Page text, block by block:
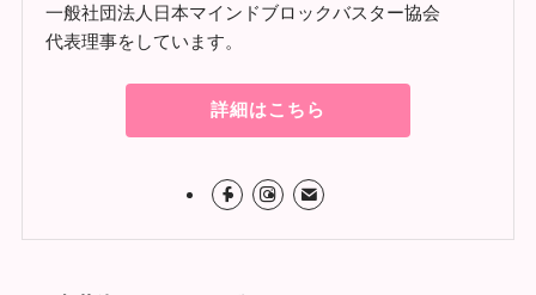
一般社団法人日本マインドブロックバスター協会
代表理事をしています。
詳細はこちら